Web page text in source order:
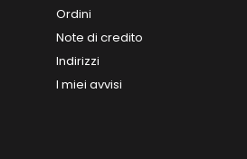
Ordini
Note di credito
Indirizzi
I miei avvisi